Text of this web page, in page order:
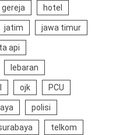
gereja hotel
jatim jawa timur
api
lebaran
ojk PCU
polisi
telkom